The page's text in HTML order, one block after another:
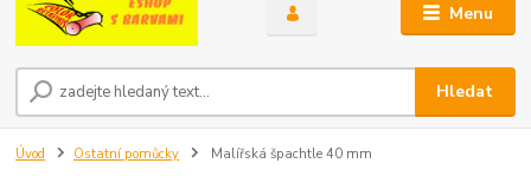
Menu
Hledat
Úvod Ostatní pomůcky Malířská špachtle 40 mm